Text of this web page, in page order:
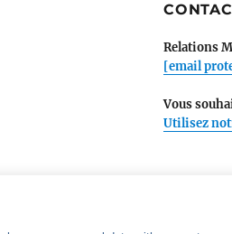
:
Relations
[email
Vous
Utilisez